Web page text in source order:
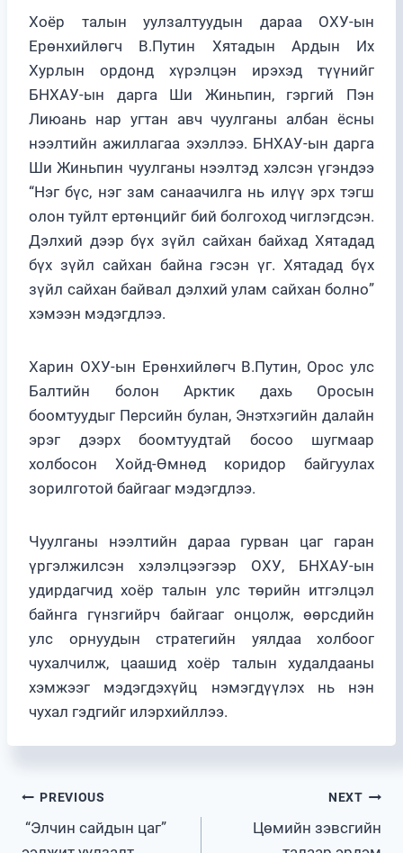
Хоёр талын уулзалтуудын дараа ОХУ-ын
Ерөнхийлөгч В.Путин Хятадын Ардын Их
Хурлын ордонд хүрэлцэн ирэхэд түүнийг
БНХАУ-ын дарга Ши Жиньпин, гэргий Пэн
Лиюань нар угтан авч чуулганы албан ёсны
нээлтийн ажиллагаа эхэллээ. БНХАУ-ын дарга
Ши Жиньпин чуулганы нээлтэд хэлсэн үгэндээ
“Нэг бүс, нэг зам санаачилга нь илүү эрх тэгш
олон туйлт ертөнцийг бий болгоход чиглэгдсэн.
Дэлхий дээр бүх зүйл сайхан байхад Хятадад
бүх зүйл сайхан байна гэсэн үг. Хятадад бүх
зүйл сайхан байвал дэлхий улам сайхан болно”
хэмээн мэдэгдлээ.
Харин ОХУ-ын Ерөнхийлөгч В.Путин, Орос улс
Балтийн болон Арктик дахь Оросын
боомтуудыг Персийн булан, Энэтхэгийн далайн
эрэг дээрх боомтуудтай босоо шугмаар
холбосон Хойд-Өмнөд коридор байгуулах
зорилготой байгааг мэдэгдлээ.
Чуулганы нээлтийн дараа гурван цаг гаран
үргэлжилсэн хэлэлцээгээр ОХУ, БНХАУ-ын
удирдагчид хоёр талын улс төрийн итгэлцэл
байнга гүнзгийрч байгааг онцолж, өөрсдийн
улс орнуудын стратегийн уялдаа холбоог
чухалчилж, цаашид хоёр талын худалдааны
хэмжээг мэдэгдэхүйц нэмэгдүүлэх нь нэн
чухал гэдгийг илэрхийллээ.
Post
navigation
PREVIOUS
“Элчин сайдын цаг”
NEXT
Цөмийн зэвсгийн